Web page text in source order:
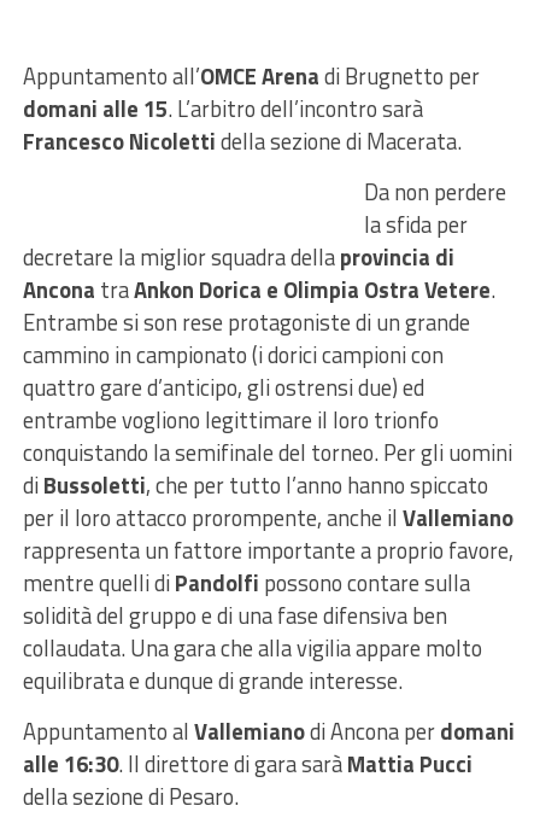
Appuntamento all’OMCE Arenadi Brugnetto per
domani alle 15. L’arbitro dell’incontro sarà
Francesco Nicolettidella sezione di Macerata.
Da non perdere
la sfida per
decretare la miglior squadra dellaprovincia di
Ancona traAnkon Dorica e Olimpia Ostra Vetere.
Entrambe si son rese protagoniste di un grande
cammino in campionato (i dorici campioni con
quattro gare d’anticipo, gli ostrensi due) ed
entrambe vogliono legittimare il loro trionfo
conquistando la semifinale del torneo. Per gli uomini
diBussoletti, che per tutto l’anno hanno spiccato
per il loro attacco prorompente, anche ilVallemiano
rappresenta un fattore importante a proprio favore,
mentre quelli diPandolfi possono contare sulla
solidità del gruppo e di una fase difensiva ben
collaudata. Una gara che alla vigilia appare molto
equilibrata e dunque di grande interesse.
Appuntamento alVallemianodi Ancona perdomani
alle 16:30. Il direttore di gara saràMattia Pucci
della sezione di Pesaro.